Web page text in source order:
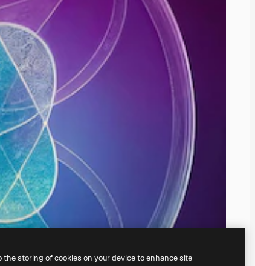
the storing of cookies on your device to enhance site